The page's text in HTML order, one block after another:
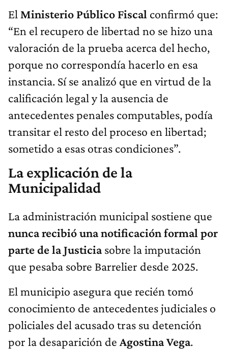
El Ministerio Público Fiscal confirmó que:
“En el recupero de libertad no se hizo una
valoración de la prueba acerca del hecho,
porque no correspondía hacerlo en esa
instancia. Sí se analizó que en virtud de la
calificación legal y la ausencia de
antecedentes penales computables, podía
transitar el resto del proceso en libertad;
sometido a esas otras condiciones”.
La explicación de la
Municipalidad
La administración municipal sostiene que
nunca recibió una notificación formal por
parte de la Justiciasobre la imputación
que pesaba sobre Barrelier desde 2025.
El municipio asegura que recién tomó
conocimiento de antecedentes judiciales o
policiales del acusado tras su detención
por la desaparición de Agostina Vega.